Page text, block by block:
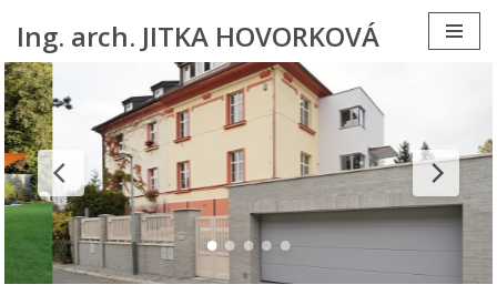
Přeskočit
na
obsah
Ing. arch. JITKA HOVORKOVÁ